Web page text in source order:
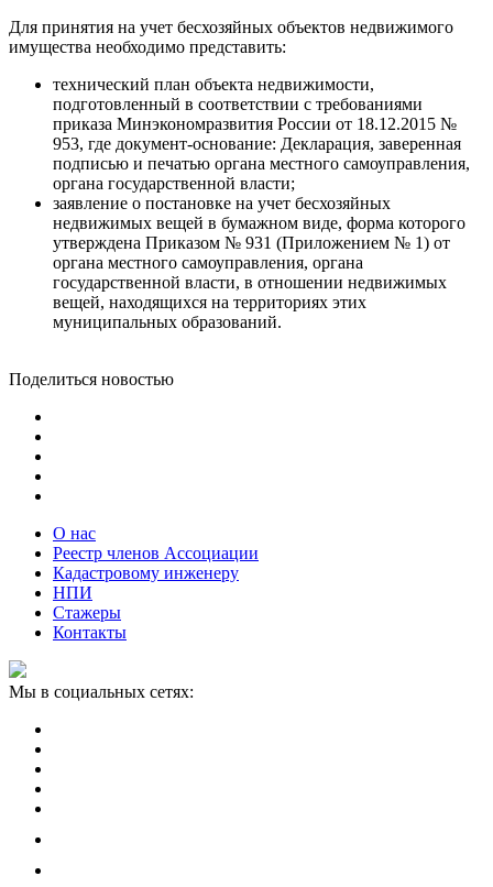
Для принятия на учет бесхозяйных объектов недвижимого
имущества необходимо представить:
технический план объекта недвижимости,
подготовленный в соответствии с требованиями
приказа Минэкономразвития России от 18.12.2015 №
953, где документ-основание: Декларация, заверенная
подписью и печатью органа местного самоуправления,
органа государственной власти;
заявление о постановке на учет бесхозяйных
недвижимых вещей в бумажном виде, форма которого
утверждена Приказом № 931 (Приложением № 1) от
органа местного самоуправления, органа
государственной власти, в отношении недвижимых
вещей, находящихся на территориях этих
муниципальных образований.
Поделиться новостью
О нас
Реестр членов Ассоциации
Кадастровому инженеру
НПИ
Стажеры
Контакты
Мы в социальных сетях: